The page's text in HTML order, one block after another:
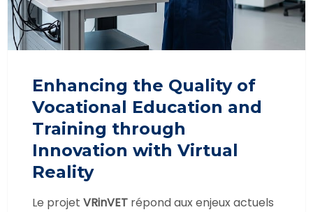
Enhancing the Quality of
Vocational Education and
Training through
Innovation with Virtual
Reality
Le projet VRinVET répond aux enjeux actuels